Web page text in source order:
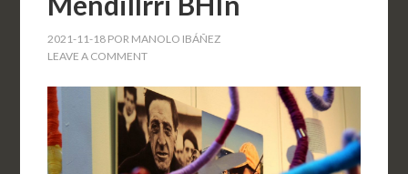
2021-11-18 POR MANOLO IBÁÑEZ
LEAVE A COMMENT